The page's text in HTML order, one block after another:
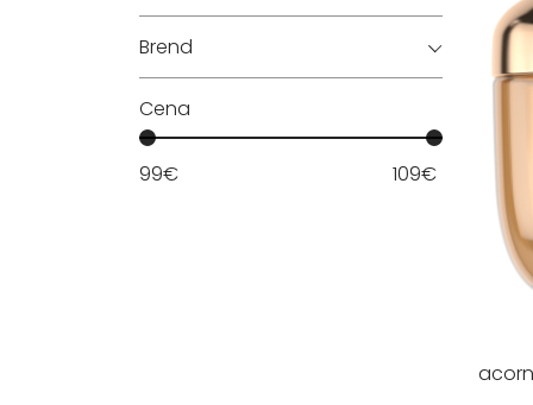
Brend
Cena
99€ 109€